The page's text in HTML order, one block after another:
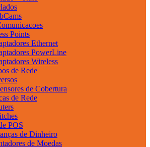
Points
Ethernet
PowerLine
Wireless
de Rede
de Cobertura
de Rede
POS
de Dinheiro
de Moedas